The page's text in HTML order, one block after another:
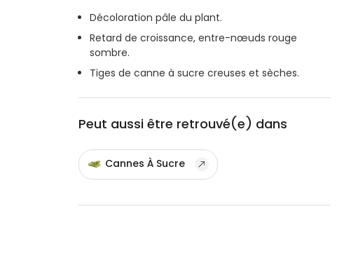
Décoloration pâle du plant.
Retard de croissance, entre-nœuds rouge
sombre.
Tiges de canne à sucre creuses et sèches.
Peut aussi être retrouvé(e) dans
Cannes À Sucre